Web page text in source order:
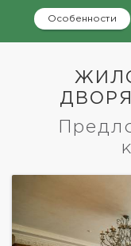
Особенности